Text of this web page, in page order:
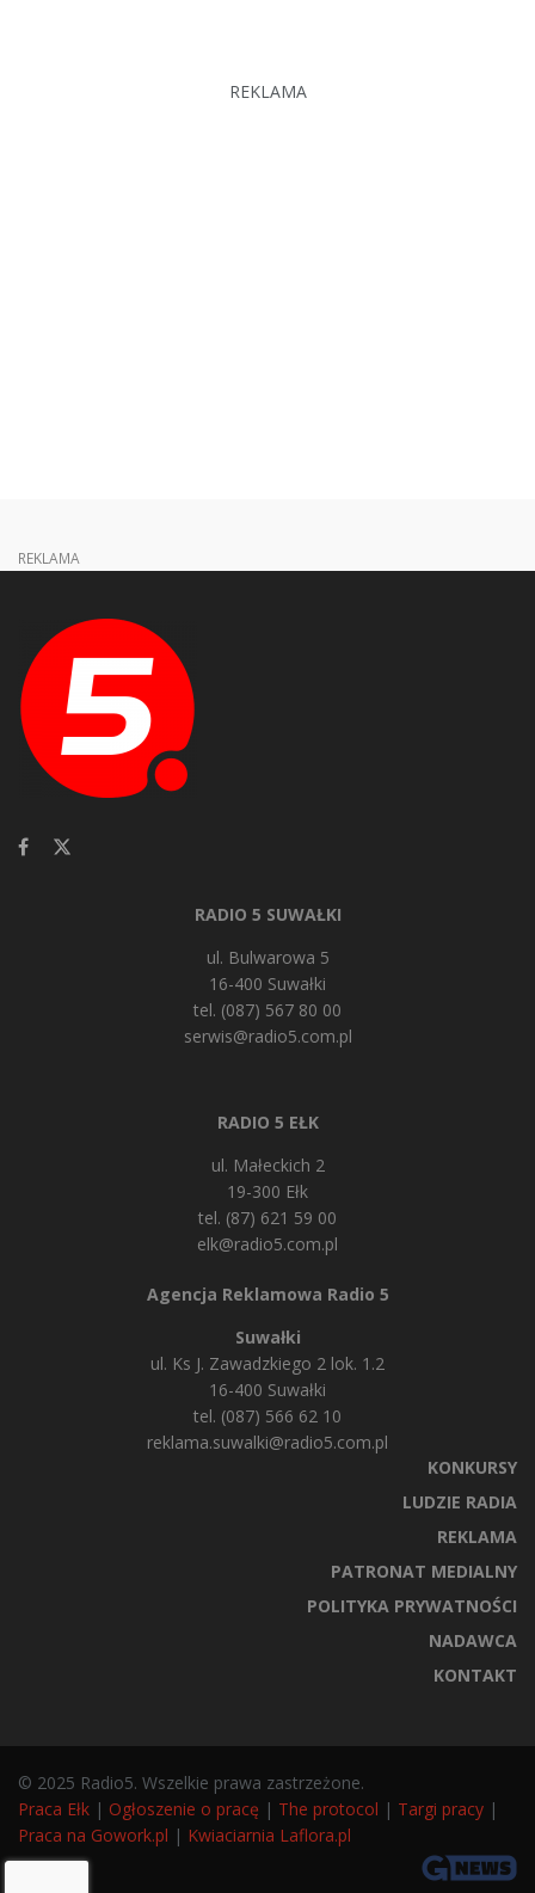
REKLAMA
REKLAMA
RADIO 5 SUWAŁKI
ul. Bulwarowa 5
16-400 Suwałki
tel. (087) 567 80 00
serwis@radio5.com.pl
RADIO 5 EŁK
ul. Małeckich 2
19-300 Ełk
tel. (87) 621 59 00
elk@radio5.com.pl
Agencja Reklamowa Radio 5
Suwałki
ul. Ks J. Zawadzkiego 2 lok. 1.2
16-400 Suwałki
tel. (087) 566 62 10
reklama.suwalki@radio5.com.pl
KONKURSY
LUDZIE RADIA
REKLAMA
PATRONAT MEDIALNY
POLITYKA PRYWATNOŚCI
NADAWCA
KONTAKT
© 2025 Radio5. Wszelkie prawa zastrzeżone.
Praca Ełk | Ogłoszenie o pracę | The protocol | Targi pracy |
Praca na Gowork.pl | Kwiaciarnia Laflora.pl